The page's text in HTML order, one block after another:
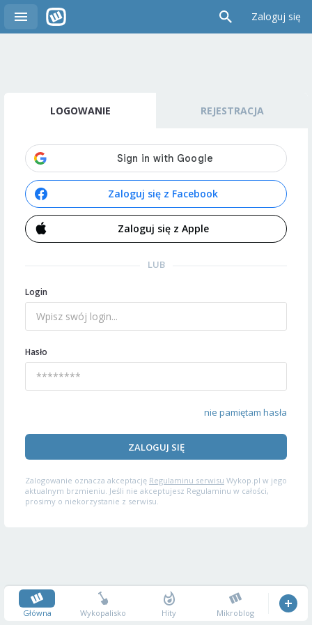
Zaloguj się
LOGOWANIE REJESTRACJA
Zaloguj się z Facebook
Zaloguj się z Apple
LUB
Login
Hasło
nie pamiętam hasła
ZALOGUJ SIĘ
Zalogowanie oznacza akceptację Regulaminu serwisu Wykop.pl w jego
aktualnym brzmieniu. Jeśli nie akceptujesz Regulaminu w całości,
prosimy o niekorzystanie z serwisu.
Główna Wykopalisko Hity Mikroblog